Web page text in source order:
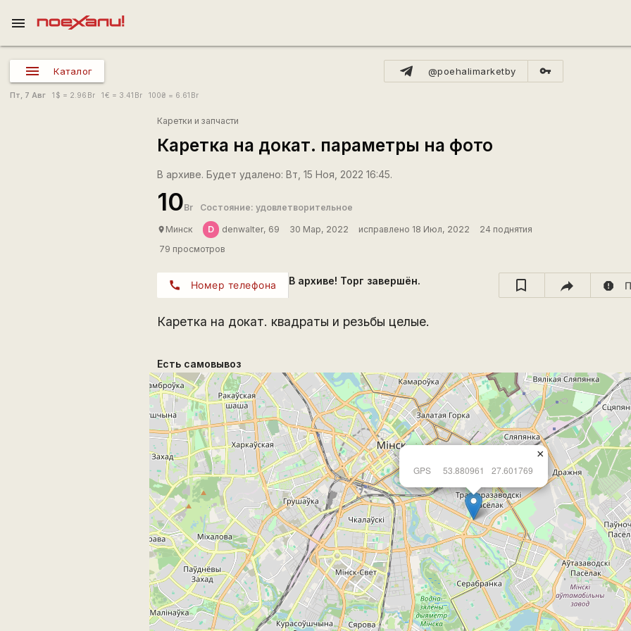
menu
Каталог @poehalimarketby vpn_key
Пт, 7 Авг 1 $ = 2.96 Br 1€ = 3.41 Br 100₴ = 6.61 Br
Каретки и запчасти
Каретка на докат. параметры на фото
В архиве. Будет удалено: Вт, 15 Ноя, 2022 16:45.
10Br Состояние: удовлетворительное
place Минск D denwalter, 69 30 Мар, 2022 исправлено 18 Июл, 2022
24 поднятия
79 просмотров
call Номер телефона В архиве! Торг завершён. report
Каретка на докат. квадраты и резьбы целые.
Есть самовывоз
GPS 53.880961 27.601769
×